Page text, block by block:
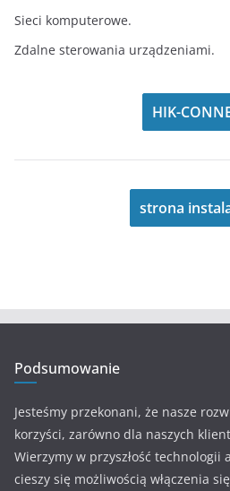
Sieci komputerowe.
Zdalne sterowania urządzeniami.
HIK-
strona
Podsumowanie
Jesteśmy przekonani, że nasze
korzyści, zarówno dla naszych
Wierzymy w przyszłość technologii
cieszy się możliwością włączenia